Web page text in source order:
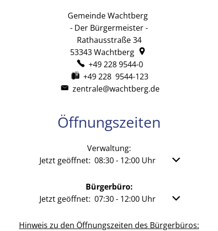
Gemeinde Wachtberg
- Der Bürgermeister -
Rathausstraße 34
53343Wachtberg
+49 228 9544-0
+49 228 9544-123
zentrale@wachtberg.de
Öffnungszeiten
Verwaltung:
Klicken, um weitere Öffnungs- oder
Jetzt geöffnet: 08:30- 12:00Uhr Von 08:30
Bürgerbüro:
Klicken, um weitere Öffnungs- oder
Jetzt geöffnet: 07:30- 12:00Uhr Von 07:30
Hinweis zu den Öffnungszeiten des Bürgerbüros: